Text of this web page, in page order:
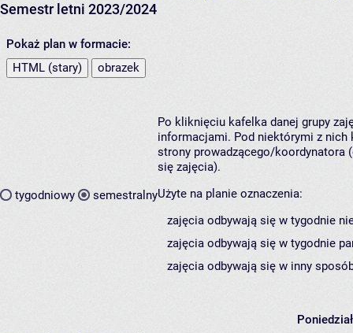
Semestr letni 2023/2024
Pokaż plan w formacie:
HTML (stary)
obrazek
tygodniowy semestralny
Po kliknięciu kafelka danej grupy
informacjami. Pod niektórymi z nich
strony prowadzącego/koordynatora
się zajęcia).
Użyte na planie oznaczenia:
zajęcia odbywają się w tygodnie
zajęcia odbywają się w tygodnie
zajęcia odbywają się w inny